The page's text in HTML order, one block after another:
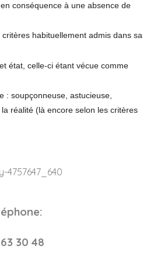
conséquence à une absence de
habituellement admis dans sa
état, celle-ci étant vécue comme
: soupçonneuse, astucieuse,
réalité (là encore selon les critères
30 48